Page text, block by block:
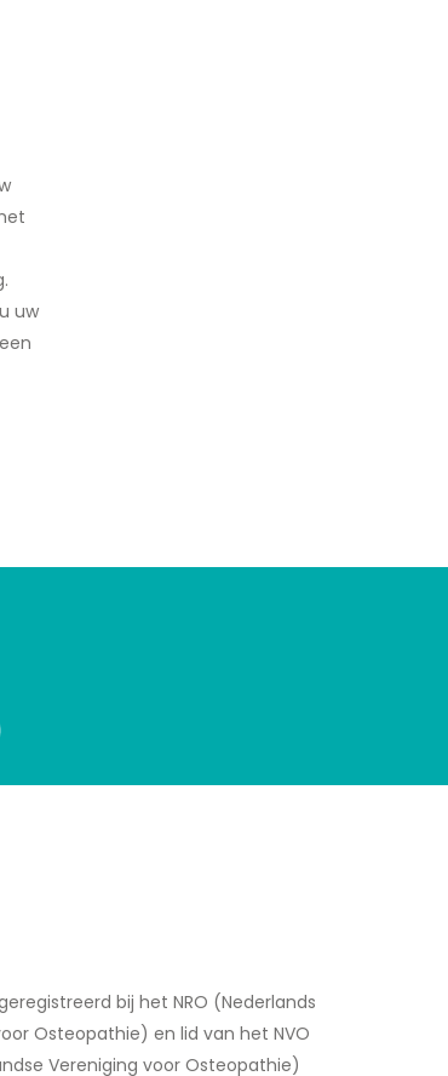
uw
bij het NRO (Nederlands
Osteopathie) en lid van het NVO
Vereniging voor Osteopathie)